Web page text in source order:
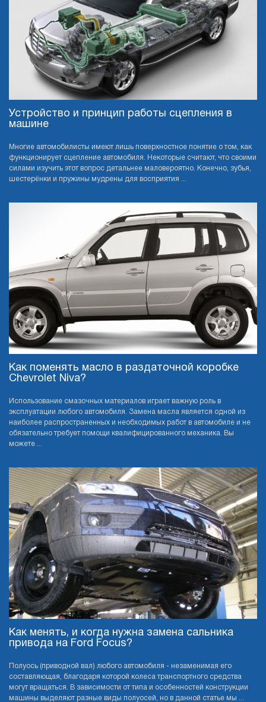
Устройство и принцип работы сцепления в
машине
Многие автомобилисты имеют лишь поверхностное понятие о том, как
функционирует сцепление автомобиля. Некоторые считают, что своими
силами изучить этот вопрос детальнее маловероятно. Конечно, зубья,
шестерёнки и пружины мудрены для восприятия ...
Как поменять масло в раздаточной коробке
Chevrolet Niva?
Использование смазочных материалов играет важную роль в
эксплуатации любого автомобиля. Замена масла является одной из
наиболее распространенных и необходимых работ в автомобиле и не
обязательно требует помощи квалифицированного механика. Вы
можете ...
Как менять, и когда нужна замена сальника
привода на Ford Focus?
Полуось (приводной вал) любого автомобиля - незаменимая его
составляющая, благодаря которой колеса транспортного средства
могут вращаться. В зависимости от типа и особенностей конструкции
машины выделяют разные виды полуосей, но в данной статье мы ...